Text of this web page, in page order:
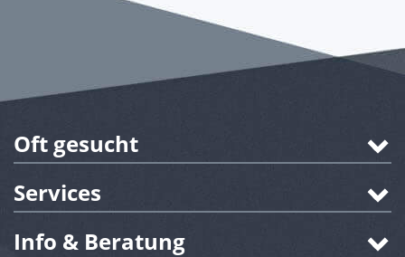
Oft gesucht
Services
Info & Beratung